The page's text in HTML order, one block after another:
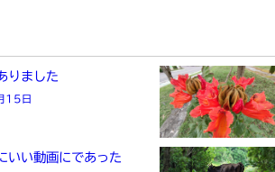
りました
15日
いい動画にであった